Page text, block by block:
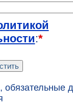
:*
обязательные